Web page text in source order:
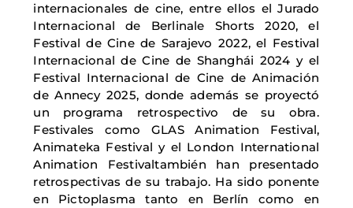
internacionales de cine, entre ellos el Jurado
Internacional de Berlinale Shorts 2020, el
Festival de Cine de Sarajevo 2022, el Festival
Internacional de Cine de Shanghái 2024 y el
Festival Internacional de Cine de Animación
de Annecy 2025, donde además se proyectó
un programa retrospectivo de su obra.
Festivales como GLAS Animation Festival,
Animateka Festival y el London International
Animation Festivaltambién han presentado
retrospectivas de su trabajo. Ha sido ponente
en Pictoplasma tanto en Berlín como en